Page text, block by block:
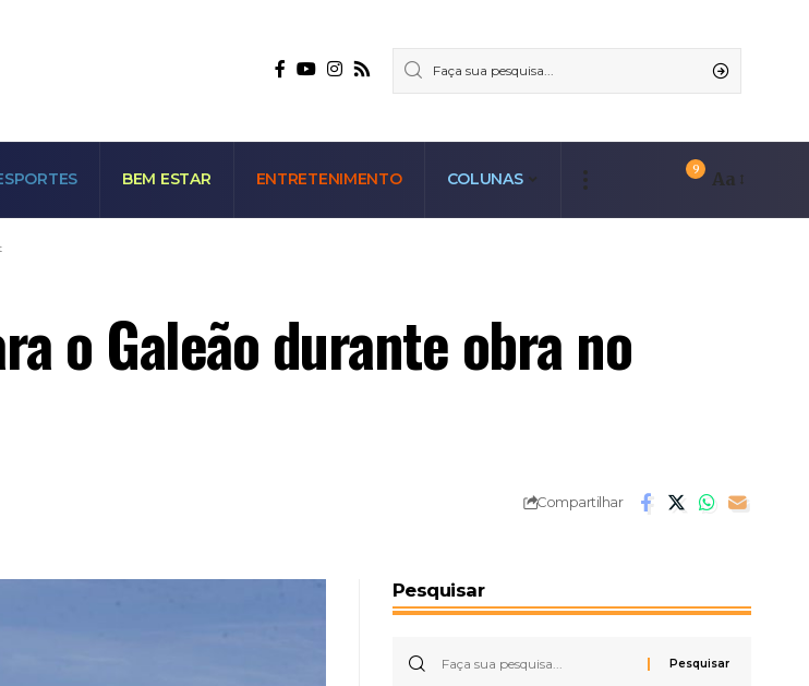
BEM ESTAR ENTRETENIMENTO COLUNAS
9 Aa
o Galeão durante obra no
Compartilhar
Pesquisar